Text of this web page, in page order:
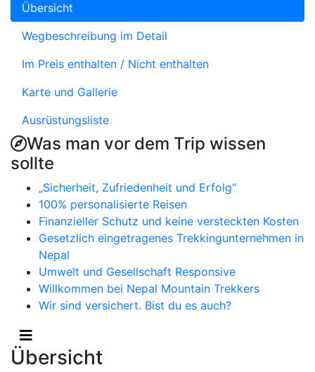
Übersicht
Wegbeschreibung im Detail
Im Preis enthalten / Nicht enthalten
Karte und Gallerie
Ausrüstungsliste
Was man vor dem Trip wissen
sollte
„Sicherheit, Zufriedenheit und Erfolg“
100% personalisierte Reisen
Finanzieller Schutz und keine versteckten Kosten
Gesetzlich eingetragenes Trekkingunternehmen in
Nepal
Umwelt und Gesellschaft Responsive
Willkommen bei Nepal Mountain Trekkers
Wir sind versichert. Bist du es auch?
Übersicht